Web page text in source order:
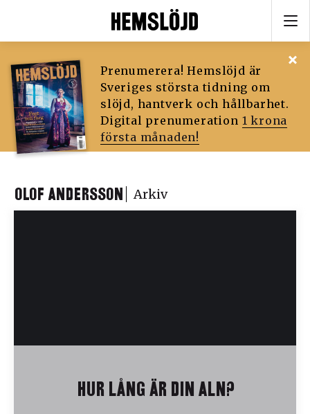
Prenumerera! Hemslöjd är
Sveriges största tidning om
slöjd, hantverk och hållbarhet.
Digital prenumeration 1 krona
första månaden!
OLOF ANDERSSON Arkiv
HUR LÅNG ÄR DIN ALN?